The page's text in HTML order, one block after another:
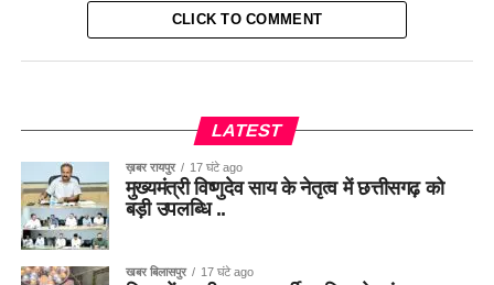
CLICK TO COMMENT
LATEST
ख़बर रायपुर 17 घंटे ago
मुख्यमंत्री विष्णुदेव साय के नेतृत्व में छत्तीसगढ़ को
बड़ी उपलब्धि ..
खबर बिलासपुर 17 घंटे ago